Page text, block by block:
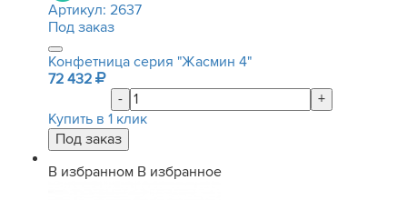
Артикул: 2637
Под заказ
Конфетница серия "Жасмин 4"
72 432
-
+
Купить в 1 клик
В избранном В избранное